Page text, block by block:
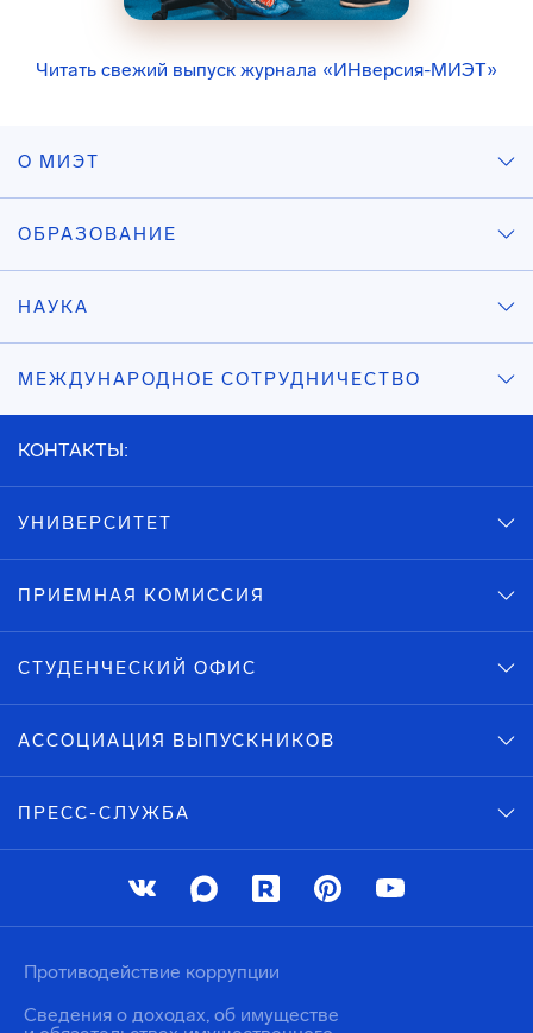
Читать свежий выпуск журнала «ИНверсия-МИЭТ»
О МИЭТ
ОБРАЗОВАНИЕ
НАУКА
МЕЖДУНАРОДНОЕ СОТРУДНИЧЕСТВО
КОНТАКТЫ:
УНИВЕРСИТЕТ
ПРИЕМНАЯ КОМИССИЯ
СТУДЕНЧЕСКИЙ ОФИС
АССОЦИАЦИЯ ВЫПУСКНИКОВ
ПРЕСС-СЛУЖБА
Противодействие коррупции
Сведения о доходах, об имуществе